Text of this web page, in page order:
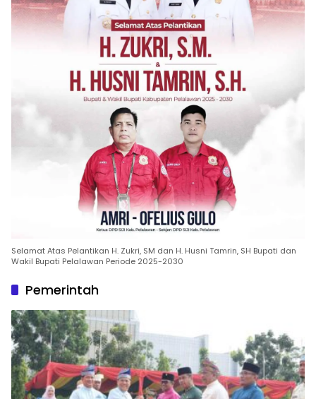
Selamat Atas Pelantikan H. Zukri, SM dan H. Husni Tamrin, SH Bupati dan
Wakil Bupati Pelalawan Periode 2025-2030
Pemerintah